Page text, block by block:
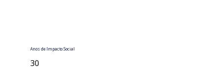
Anos de Impacto Social
30